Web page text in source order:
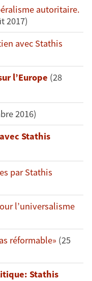
autoritaire.
2017)
avec Stathis
l’Europe (28
2016)
Stathis
par Stathis
l’universalisme
réformable» (25
Stathis